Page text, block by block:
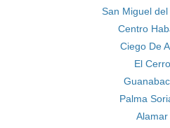
San Miguel del
Centro
Ciego De
El Cerro
Palma
Alamar